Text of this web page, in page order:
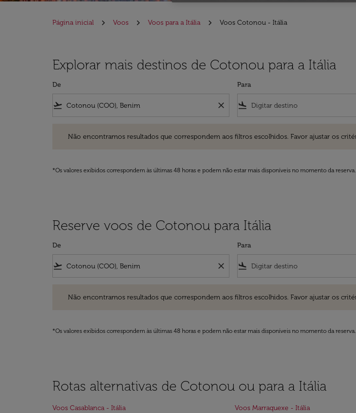
Página inicial Voos Voos para a Itália Voos Cotonou - Itália
Explorar mais destinos de Cotonou para a Itália
De
flight_takeoff close
Para
flight_land
Não encontramos resultados que correspondem aos filtros escolhidos. Favor ajustar os
*Os valores exibidos correspondem às últimas 48 horas e podem não estar mais disponíveis no momento da
Reserve voos de Cotonou para Itália
De
flight_takeoff close
Para
flight_land
Não encontramos resultados que correspondem aos filtros escolhidos. Favor ajustar os
*Os valores exibidos correspondem às últimas 48 horas e podem não estar mais disponíveis no momento da
Rotas alternativas de Cotonou ou para a Itália
Voos Casablanca - Itália Voos Marraquexe - Itália